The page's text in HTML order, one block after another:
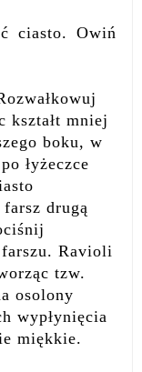
ciasto. Owiń
kształt mniej
boku, w
łyżeczce
drugą
farszu. Ravioli
tzw.
osolony
wypłynięcia
miękkie.